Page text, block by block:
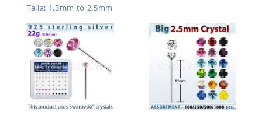
Talla: 1.3mm to 2.5mm